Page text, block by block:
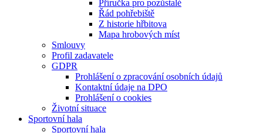
Příručka pro pozůstalé
Řád pohřebiště
Z historie hřbitova
Mapa hrobových míst
Smlouvy
Profil zadavatele
GDPR
Prohlášení o zpracování osobních údajů
Kontaktní údaje na DPO
Prohlášení o cookies
Životní situace
Sportovní hala
Sportovní hala